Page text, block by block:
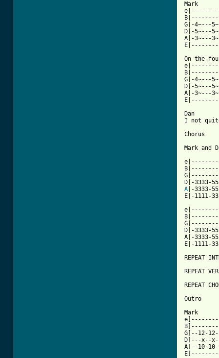
Mark
G|-4~---
D|-5~---
A|-3~---
On the
G|-4~---
D|-5~---
A|-3~---
Dan
I not
Chorus
A |-3333-
E|-
D|-3333-
A|-3333-
E|-
REPEAT
REPEAT
REPEAT
Outro
Mark
G]--12-
D]---x--
A]--10-